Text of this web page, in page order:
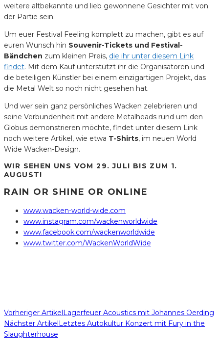
weitere altbekannte und lieb gewonnene Gesichter mit von
der Partie sein.
Um euer Festival Feeling komplett zu machen, gibt es auf
euren Wunsch hin Souvenir-Tickets und Festival-
Bändchen zum kleinen Preis, die ihr unter diesem Link
findet. Mit dem Kauf unterstützt ihr die Organisatoren und
die beteiligen Künstler bei einem einzigartigen Projekt, das
die Metal Welt so noch nicht gesehen hat.
Und wer sein ganz persönliches Wacken zelebrieren und
seine Verbundenheit mit andere Metalheads rund um den
Globus demonstrieren möchte, findet unter diesem Link
noch weitere Artikel, wie etwa T-Shirts, im neuen World
Wide Wacken-Design.
WIR SEHEN UNS VOM 29. JULI BIS ZUM 1.
AUGUST!
RAIN OR SHINE OR ONLINE
www.wacken-world-wide.com
www.instagram.com/wackenworldwide
www.facebook.com/wackenworldwide
www.twitter.com/WackenWorldWide
Vorheriger ArtikelLagerfeuer Acoustics mit Johannes Oerding
Nächster ArtikelLetztes Autokultur Konzert mit Fury in the
Slaughterhouse